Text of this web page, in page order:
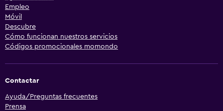
Empleo
Móvil
Descubre
Cómo funcionan nuestros servicios
Códigos promocionales momondo
Contactar
Ayuda/Preguntas frecuentes
Prensa